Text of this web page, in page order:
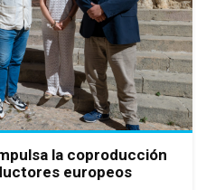
la coproducción
europeos